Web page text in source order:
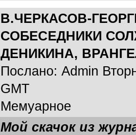
В.ЧЕРКАСОВ-
СОБЕСЕДНИКИ
ДЕНИКИНА,
Послано: Admin
GMT
Мемуарное
Мой скачок из